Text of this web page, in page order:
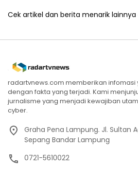
Cek artikel dan berita menarik lainnya
radartvnews.com memberikan infomasi
dengan fakta yang terjadi. Kami
jurnalisme yang menjadi kewajiban
cyber.
Graha Pena Lampung. Jl. Sultan
Sepang Bandar Lampung
0721-5610022